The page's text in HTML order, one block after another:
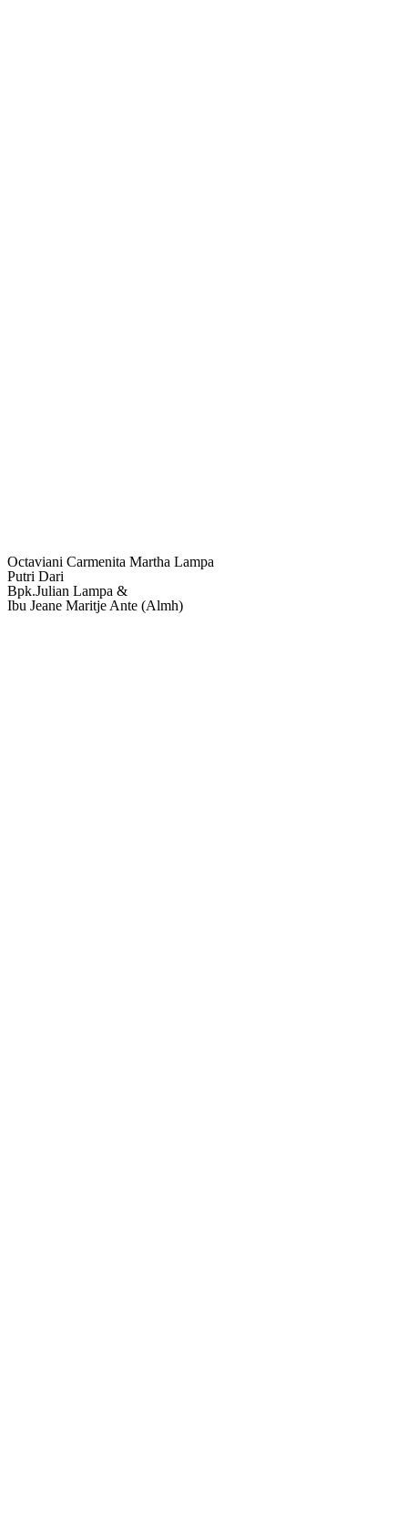
Octaviani Carmenita Martha Lampa
Putri Dari
Bpk.Julian Lampa &
Ibu Jeane Maritje Ante (Almh)